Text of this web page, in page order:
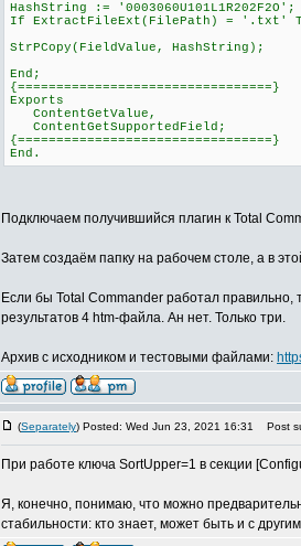
HashString := '0003060U101L1R202F2O';
If ExtractFileExt(FilePath) = '.txt'
StrPCopy(FieldValue, HashString);
End;
{=================================}
Exports
ContentGetValue,
ContentGetSupportedField;
{=================================}
End.
Подключаем получившийся плагин к Total
Затем создаём папку на рабочем столе, а в
Если бы Total Commander работал правильно,
результатов 4 htm-файла. Ан нет. Только три.
Архив с исходником и тестовыми файлами:
(Separately) Posted: Wed Jun 23, 2021 16:31 Post
При работе ключа SortUpper=1 в секции
Я, конечно, понимаю, что можно
стабильности: кто знает, может быть и с